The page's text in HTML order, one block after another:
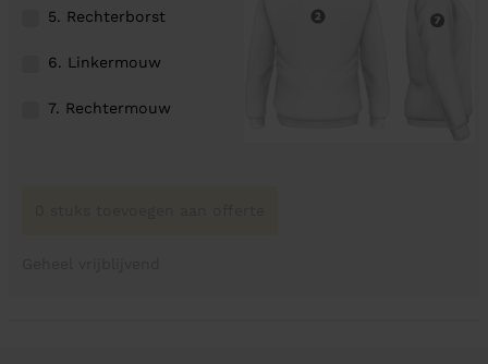
5. Rechterborst
6. Linkermouw
7. Rechtermouw